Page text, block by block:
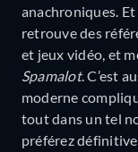
anachroniques. Et
retrouve des
et jeux vidéo, et
Spamalot. C’est
moderne
tout dans un tel
préférez